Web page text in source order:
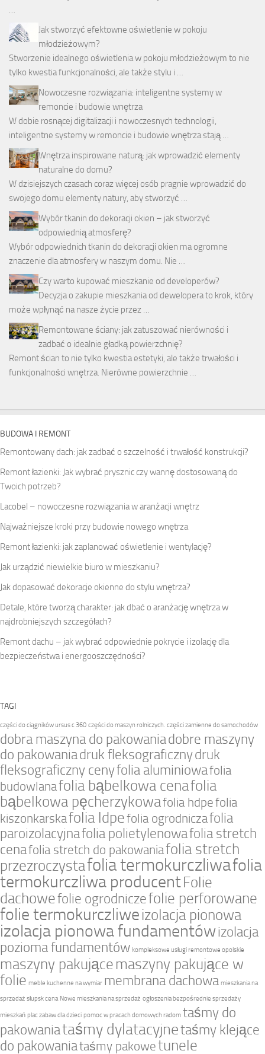
…
Jak stworzyć efektowne oświetlenie w pokoju
młodzieżowym?
Stworzenie idealnego oświetlenia w pokoju młodzieżowym to nie
tylko kwestia funkcjonalności, ale także stylu i …
Nowoczesne rozwiązania: inteligentne systemy w
remoncie i budowie wnętrza
W dobie rosnącej digitalizacji i nowoczesnych technologii,
inteligentne systemy w remoncie i budowie wnętrza stają …
Wnętrza inspirowane naturą: jak wprowadzić elementy
naturalne do domu?
W dzisiejszych czasach coraz więcej osób pragnie wprowadzić do
swojego domu elementy natury, aby stworzyć …
Wybór tkanin do dekoracji okien – jak stworzyć
odpowiednią atmosferę?
Wybór odpowiednich tkanin do dekoracji okien ma ogromne
znaczenie dla atmosfery w naszym domu. Nie …
Czy warto kupować mieszkanie od developerów?
Decyzja o zakupie mieszkania od dewelopera to krok, który
może wpłynąć na nasze życie przez …
Remontowane ściany: jak zatuszować nierówności i
zadbać o idealnie gładką powierzchnię?
Remont ścian to nie tylko kwestia estetyki, ale także trwałości i
funkcjonalności wnętrza. Nierówne powierzchnie …
BUDOWA I REMONT
Remontowany dach: jak zadbać o szczelność i trwałość konstrukcji?
Remont łazienki: Jak wybrać prysznic czy wannę dostosowaną do
Twoich potrzeb?
Lacobel – nowoczesne rozwiązania w aranżacji wnętrz
Najważniejsze kroki przy budowie nowego wnętrza
Remont łazienki: jak zaplanować oświetlenie i wentylację?
Jak urządzić niewielkie biuro w mieszkaniu?
Jak dopasować dekoracje okienne do stylu wnętrza?
Detale, które tworzą charakter: jak dbać o aranżację wnętrza w
najdrobniejszych szczegółach?
Remont dachu – jak wybrać odpowiednie pokrycie i izolację dla
bezpieczeństwa i energooszczędności?
TAGI
części do ciągników ursus c 360 części do maszyn rolniczych. części zamienne do samochodów
dobra maszyna do pakowaniadobre maszyny
do pakowaniadruk fleksograficznydruk
fleksograficzny cenyfolia aluminiowafolia
budowlanafolia bąbelkowa cenafolia
bąbelkowa pęcherzykowafolia hdpefolia
kiszonkarskafolia ldpefolia ogrodniczafolia
paroizolacyjnafolia polietylenowafolia stretch
cenafolia stretch do pakowaniafolia stretch
przezroczystafolia termokurczliwafolia
termokurczliwa producentFolie
dachowefolie ogrodniczefolie perforowane
folie termokurczliwe izolacja pionowa
izolacja pionowa fundamentówizolacja
pozioma fundamentów kompleksowe usługi remontowe opolskie
maszyny pakujące maszyny pakujące w
folie meble kuchenne na wymiar membrana dachowa mieszkania na
sprzedaż słupsk cena Nowe mieszkania na sprzedaż ogłoszenia bezpośrednie sprzedaży
mieszkań plac zabaw dla dzieci pomoc w pracach domowych radom taśmy do
pakowaniataśmy dylatacyjnetaśmy klejące
do pakowaniataśmy pakowetunele